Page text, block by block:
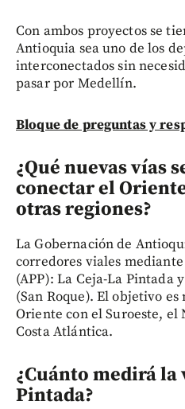
Con ambos proyectos se
Antioquia sea uno de los
interconectados sin
pasar por Medellín.
Bloque de preguntas y
¿Qué nuevas vías
conectar el
otras regiones?
La Gobernación de
corredores viales
(APP): La Ceja-La Pintada
(San Roque). El objetivo
Oriente con el Suroeste, el
Costa Atlántica.
¿Cuánto medirá la
Pintada?